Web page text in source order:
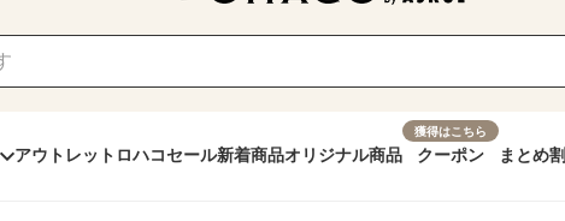
アウトレット ロハコセール新着商品オリジナル商品
獲得はこちら
クーポン まとめ割